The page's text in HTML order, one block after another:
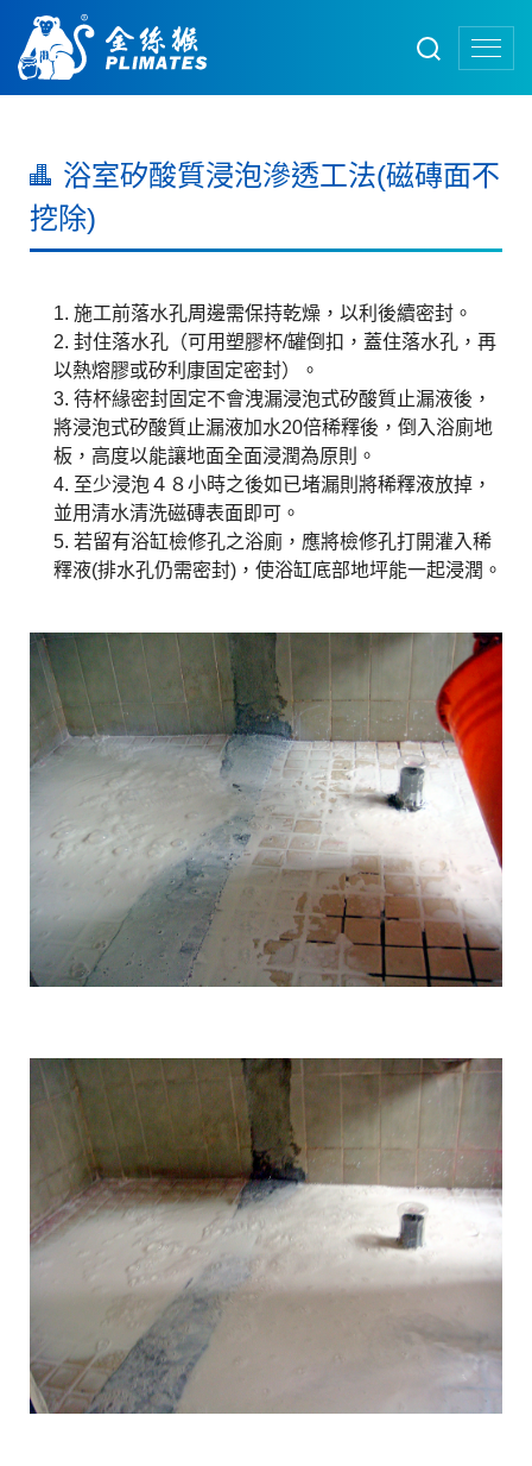
浴室矽酸質浸泡滲透工法(磁磚面不
挖除)
1. 施工前落水孔周邊需保持乾燥，以利後續密封。
2. 封住落水孔（可用塑膠杯/罐倒扣，蓋住落水孔，再
以熱熔膠或矽利康固定密封）。
3. 待杯緣密封固定不會洩漏浸泡式矽酸質止漏液後，
將浸泡式矽酸質止漏液加水20倍稀釋後，倒入浴廁地
板，高度以能讓地面全面浸潤為原則。
4. 至少浸泡４８小時之後如已堵漏則將稀釋液放掉，
並用清水清洗磁磚表面即可。
5. 若留有浴缸檢修孔之浴廁，應將檢修孔打開灌入稀
釋液(排水孔仍需密封)，使浴缸底部地坪能一起浸潤。